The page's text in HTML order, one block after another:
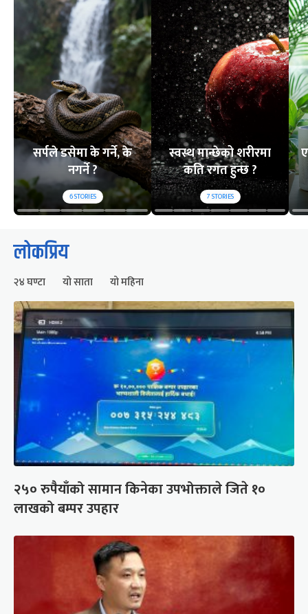
सर्पले डसेमा के गर्ने, के
नगर्ने ?
6STORIES
स्वस्थ मान्छेको शरीरमा
कति रगत हुन्छ ?
7STORIES
लोकप्रिय
२४ घण्टा यो साता यो महिना
२५० रुपैयाँको सामान किनेका उपभोक्ताले जिते १०
लाखको बम्पर उपहार